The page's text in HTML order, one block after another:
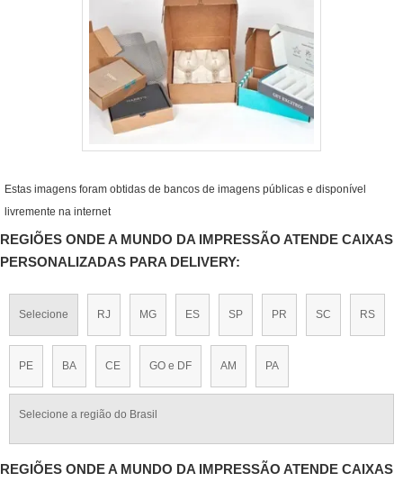
Estas imagens foram obtidas de bancos de imagens públicas e disponível
livremente na internet
REGIÕES ONDE A MUNDO DA IMPRESSÃO ATENDE CAIXAS
PERSONALIZADAS PARA DELIVERY:
Selecione RJ MG ES SP PR SC RS
PE BA CE GO e DF AM PA
Selecione a região do Brasil
REGIÕES ONDE A MUNDO DA IMPRESSÃO ATENDE CAIXAS